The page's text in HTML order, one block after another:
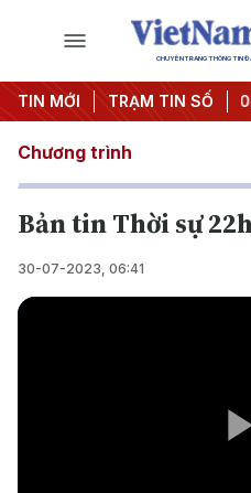
CHUYÊN TRANG THÔNG TIN
TIN MỚI TRẠM TIN SỐ
Trung ương 3 #APEC 2027
Chương trình
Bản tin Thời sự
30-07-2023, 06:41